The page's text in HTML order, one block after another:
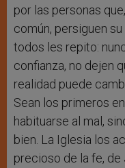
por las personas
común, persiguen
todos les repito:
confianza, no dejen
realidad puede
Sean los primeros
habituarse al mal,
bien. La Iglesia los
precioso de la fe, de